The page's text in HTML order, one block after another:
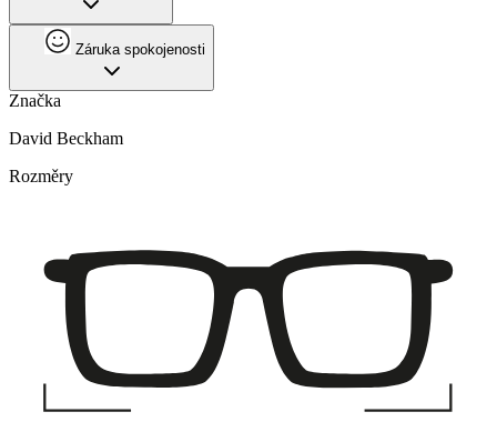
Záruka spokojenosti
Značka
David Beckham
Rozměry